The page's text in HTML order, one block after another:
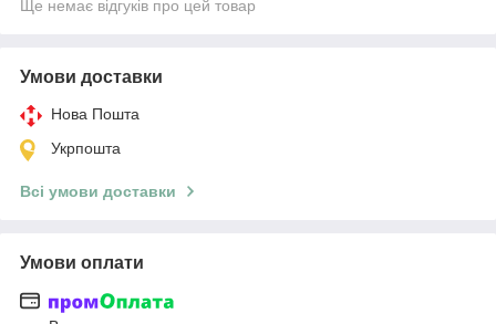
Ще немає відгуків про цей товар
Умови доставки
Нова Пошта
Укрпошта
Всі умови доставки
Умови оплати